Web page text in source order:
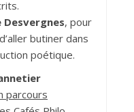
Desvergnes, pour
butiner dans
poétique.
parcours